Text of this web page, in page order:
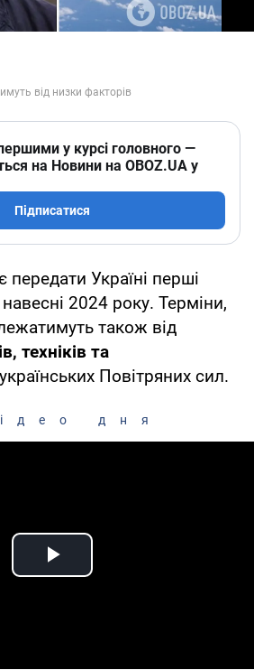
у курсі головного —
на Новини на OBOZ.UA у
Підписатися
передати Україні перші
навесні 2024 року. Терміни,
також від
техніків та
українських Повітряних сил.
дня
Play Video